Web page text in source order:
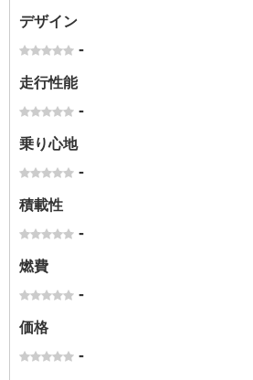
デザイン
-
走行性能
-
乗り心地
-
積載性
-
燃費
-
価格
-